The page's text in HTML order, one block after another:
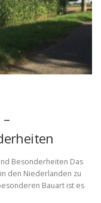
Besonderheiten Das
den Niederlanden zu
Bauart ist es